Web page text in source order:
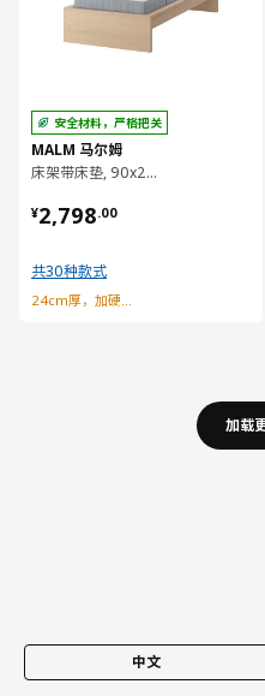
安全材料，严格把关
MALM 马尔姆
床架带床垫, 90x200 厘米
¥2,798.00
¥ 2798.00
共30种款式
24cm厚，加硬型弹簧床垫
加载
中文